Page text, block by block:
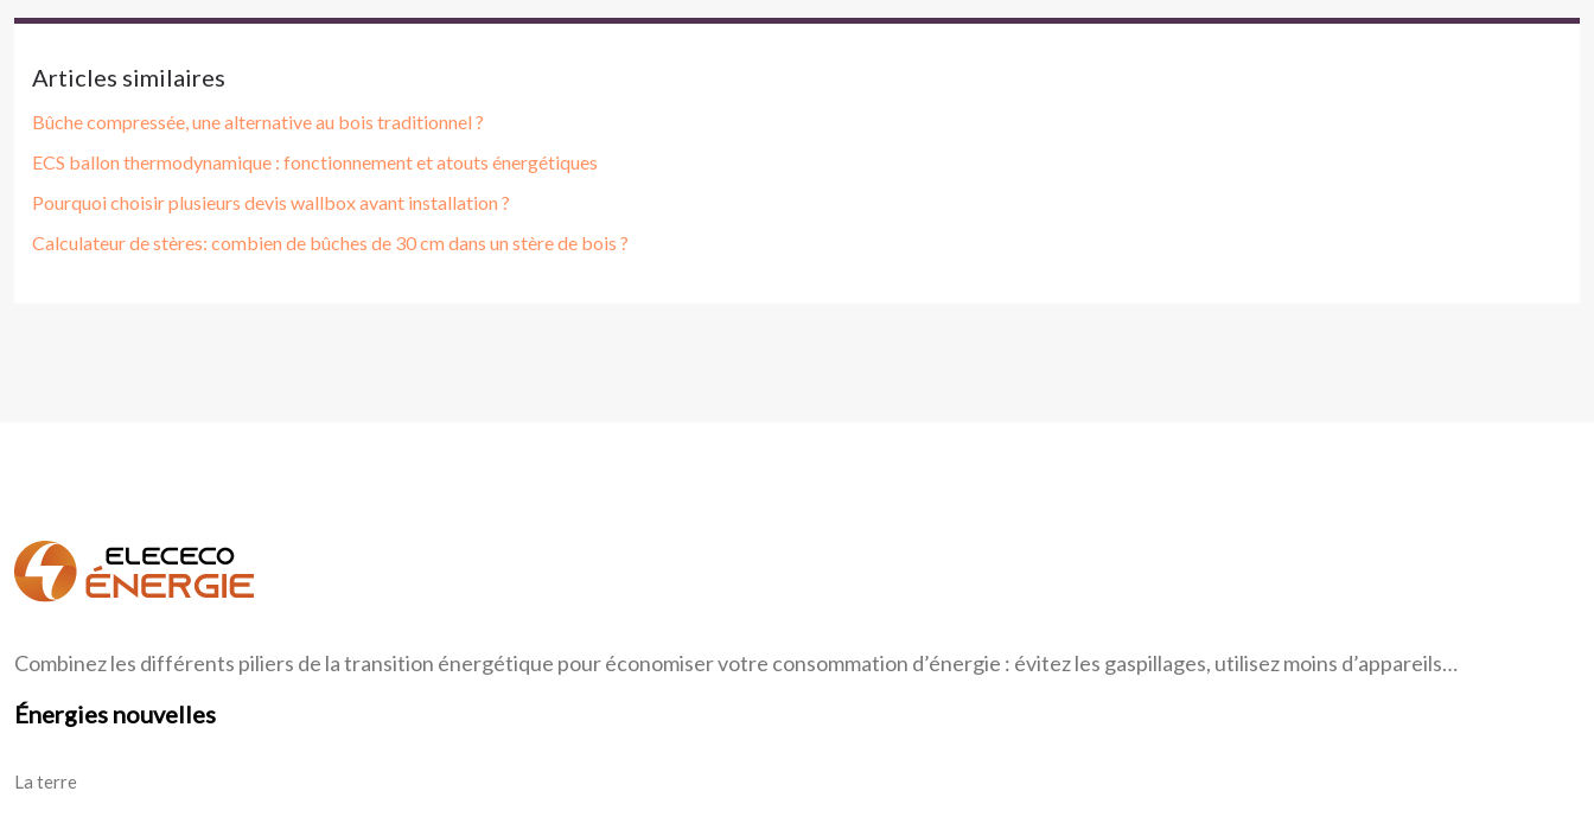
Articles similaires
Bûche compressée, une alternative au bois traditionnel ?
ECS ballon thermodynamique : fonctionnement et atouts énergétiques
Pourquoi choisir plusieurs devis wallbox avant installation ?
Calculateur de stères: combien de bûches de 30 cm dans un stère de bois ?
Combinez les différents piliers de la transition énergétique pour économiser votre consommation d’énergie : évitez les gaspillages, utilisez moins d’appareils…
Énergies nouvelles
La terre